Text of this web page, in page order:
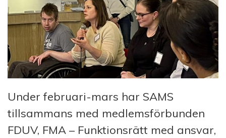
Under februari-mars har SAMS
tillsammans med medlemsförbunden
FDUV, FMA – Funktionsrätt med ansvar,